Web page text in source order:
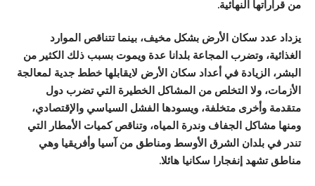
من قراراتها النهائية.
يزداد عدد سكان الأرض بشكل مخيف، بينما تتناقص الموارد
الغذائية، وتضرب المجاعة بلدانا عدة ويموت بسبب ذلك الكثير من
البشر، الزيادة في أعداد سكان الأرض لايقابلها خطط جدية لمعالجة
الأزمات، ولا التخلص من المشاكل الخطيرة التي تضرب دول
متقدمة وأخرى متخلفة، ويسودها الفشل السياسي والإقتصادي،
ومنها مشاكل الجفاف وندرة المياه، وتناقص كميات الأمطار التي
تندر في بلدان الشرق الأوسط ومناطق من آسيا وأفريقيا وهي
مناطق تشهد إنفجارا سكانيا هائلا.